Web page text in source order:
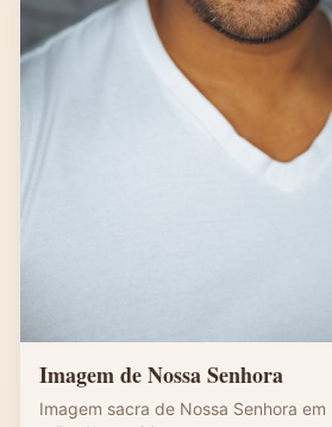
Imagem de Nossa Senhora
Imagem sacra de Nossa Senhora